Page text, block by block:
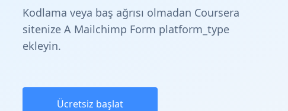
Kodlama veya baş ağrısı olmadan Coursera
sitenize A Mailchimp Form platform_type
ekleyin.
Ücretsiz başlat